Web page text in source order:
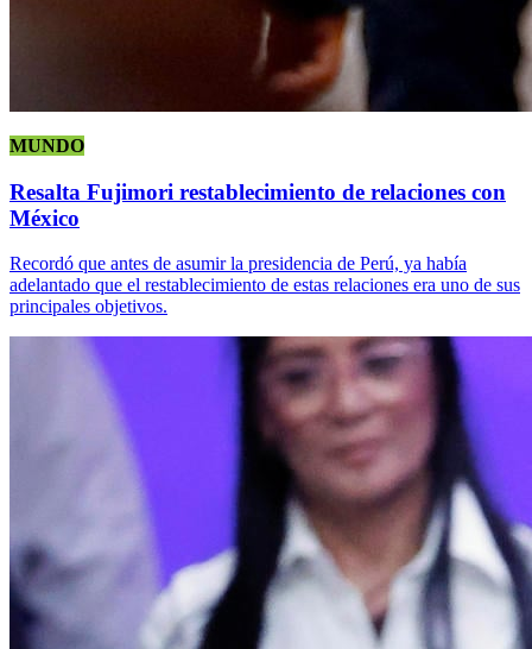
MUNDO
Resalta Fujimori restablecimiento de relaciones con
México
Recordó que antes de asumir la presidencia de Perú, ya había
adelantado que el restablecimiento de estas relaciones era uno de sus
principales objetivos.